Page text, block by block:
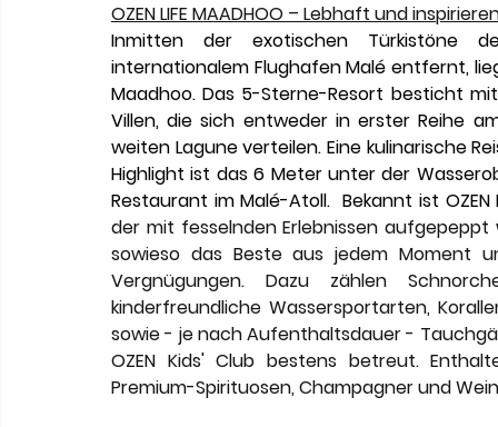
OZEN LIFE MAADHOO – Lebhaft und
Inmitten der exotischen Türkistöne
internationalem Flughafen Malé entfernt,
Maadhoo. Das 5-Sterne-Resort besticht
Villen, die sich entweder in erster Reihe
weiten Lagune verteilen. Eine kulinarische
Highlight ist das 6 Meter unter der
Restaurant im Malé-Atoll.  Bekannt ist OZEN
der mit fesselnden Erlebnissen aufgepeppt
sowieso das Beste aus jedem Moment
Vergnügungen. Dazu zählen
kinderfreundliche Wassersportarten,
sowie - je nach Aufenthaltsdauer -
OZEN Kids' Club bestens betreut.
Premium-Spirituosen, Champagner und